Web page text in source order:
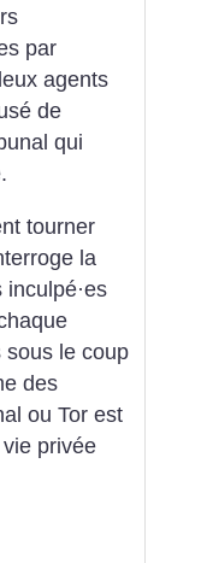
par
agents
de
qui
tourner
la
inculpé·es
sous le coup
des
ou Tor est
privée